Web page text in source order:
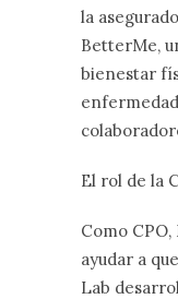
la
BetterMe,
bienestar
El rol de la
Como
ayudar a
Lab